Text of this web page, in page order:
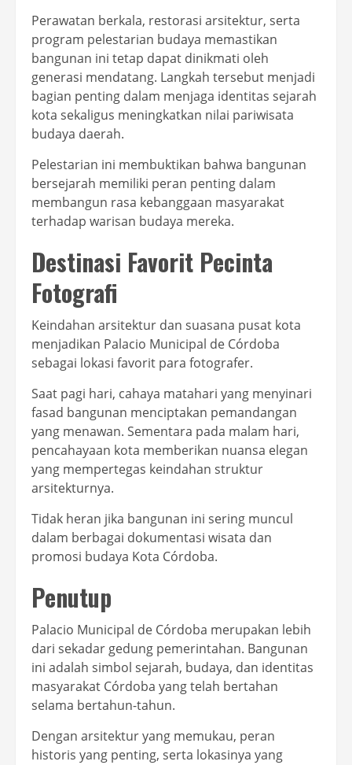
Perawatan berkala, restorasi arsitektur, serta
program pelestarian budaya memastikan
bangunan ini tetap dapat dinikmati oleh
generasi mendatang. Langkah tersebut menjadi
bagian penting dalam menjaga identitas sejarah
kota sekaligus meningkatkan nilai pariwisata
budaya daerah.
Pelestarian ini membuktikan bahwa bangunan
bersejarah memiliki peran penting dalam
membangun rasa kebanggaan masyarakat
terhadap warisan budaya mereka.
Destinasi Favorit Pecinta
Fotografi
Keindahan arsitektur dan suasana pusat kota
menjadikan Palacio Municipal de Córdoba
sebagai lokasi favorit para fotografer.
Saat pagi hari, cahaya matahari yang menyinari
fasad bangunan menciptakan pemandangan
yang menawan. Sementara pada malam hari,
pencahayaan kota memberikan nuansa elegan
yang mempertegas keindahan struktur
arsitekturnya.
Tidak heran jika bangunan ini sering muncul
dalam berbagai dokumentasi wisata dan
promosi budaya Kota Córdoba.
Penutup
Palacio Municipal de Córdoba merupakan lebih
dari sekadar gedung pemerintahan. Bangunan
ini adalah simbol sejarah, budaya, dan identitas
masyarakat Córdoba yang telah bertahan
selama bertahun-tahun.
Dengan arsitektur yang memukau, peran
historis yang penting, serta lokasinya yang